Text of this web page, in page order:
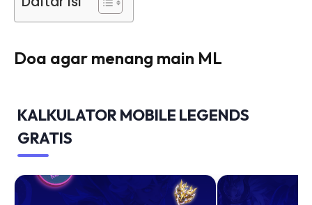
Doa agar menang main ML
KALKULATOR MOBILE LEGENDS
GRATIS